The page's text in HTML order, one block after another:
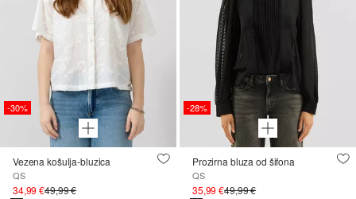
-30%
Vezena košulja-bluzica
QS
34,99 €49,99 €
-28%
Prozirna bluza od šifona
QS
35,99 €49,99 €